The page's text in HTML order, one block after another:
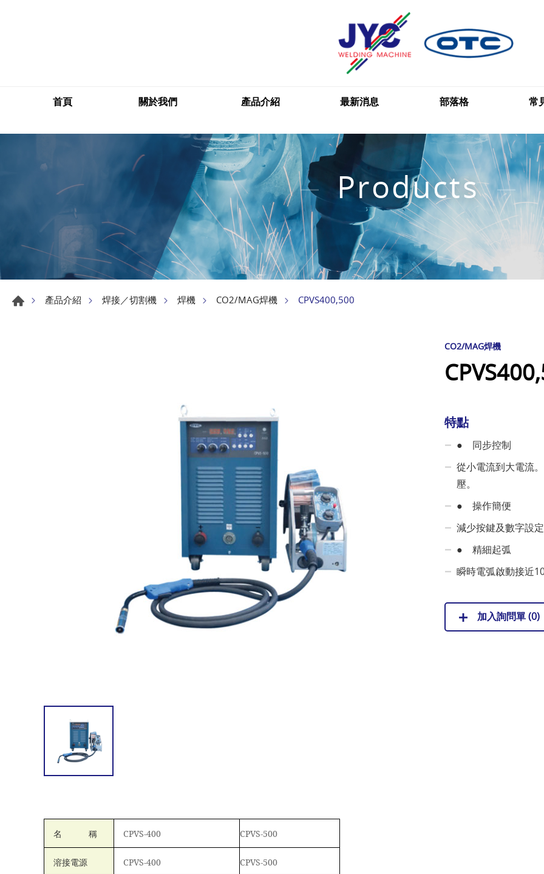
首頁 關於我們 產品介紹 最新消息 部落格 常
Products
產品介紹 焊接／切割機 焊機 CO2/MAG焊機 CPVS400,500
CO2/MAG焊機
特點
● 同步控制
從小電流到大電流
壓。
● 操作簡便
減少按鍵及數字設定
● 精細起弧
瞬時電弧啟動接近
加入詢問單 (0)
名 稱 CPVS-400 CPVS-500
溶接電源 CPVS-400 CPVS-500